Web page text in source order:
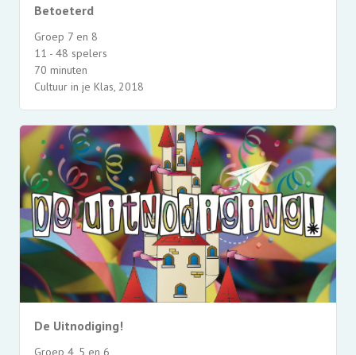
Betoeterd
Groep 7 en 8
11 - 48 spelers
70 minuten
Cultuur in je Klas, 2018
De Uitnodiging!